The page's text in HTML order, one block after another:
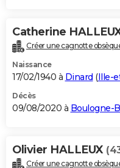
Catherine
Créer une cagnotte
Naissance
17/02/1940 à Dinard (Ille-
Décès
09/08/2020 à Boulogne-
Olivier HALLEUX
Créer une cagnotte